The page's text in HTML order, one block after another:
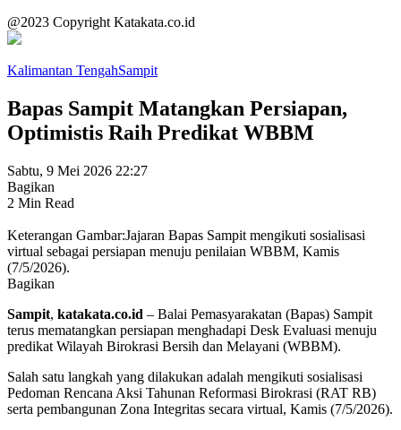
@2023 Copyright Katakata.co.id
Kalimantan TengahSampit
Bapas Sampit Matangkan Persiapan,
Optimistis Raih Predikat WBBM
Sabtu, 9 Mei 2026 22:27
Bagikan
2 Min Read
Keterangan Gambar:Jajaran Bapas Sampit mengikuti sosialisasi
virtual sebagai persiapan menuju penilaian WBBM, Kamis
(7/5/2026).
Bagikan
Sampit, katakata.co.id – Balai Pemasyarakatan (Bapas) Sampit
terus mematangkan persiapan menghadapi Desk Evaluasi menuju
predikat Wilayah Birokrasi Bersih dan Melayani (WBBM).
Salah satu langkah yang dilakukan adalah mengikuti sosialisasi
Pedoman Rencana Aksi Tahunan Reformasi Birokrasi (RAT RB)
serta pembangunan Zona Integritas secara virtual, Kamis (7/5/2026).